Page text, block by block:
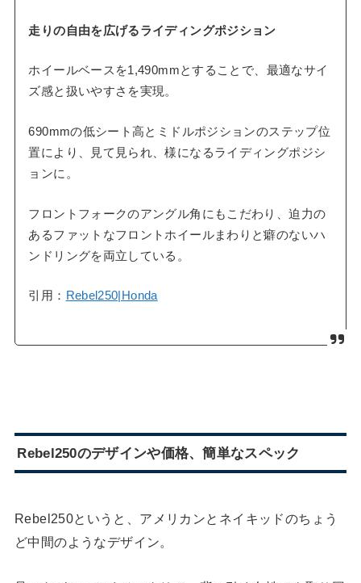
走りの自由を広げるライディングポジション
ホイールベースを1,490mmとすることで、最適なサイ
ズ感と扱いやすさを実現。
690mmの低シート高とミドルポジションのステップ位
置により、見て見られ、様になるライディングポジシ
ョンに。
フロントフォークのアングル角にもこだわり、迫力の
あるファットなフロントホイールまわりと癖のないハ
ンドリングを両立している。
引用： Rebel250|Honda
Rebel250のデザインや価格、簡単なスペック
Rebel250というと、アメリカンとネイキッドのちょう
ど中間のようなデザイン。